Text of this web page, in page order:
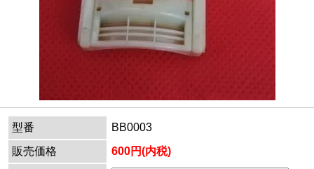
型番
BB0003
販売価格
600円(内税)